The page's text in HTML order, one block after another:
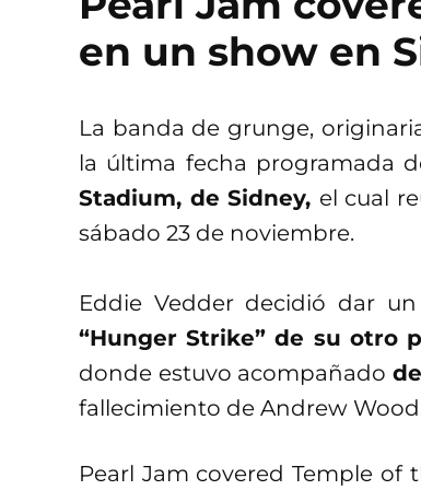
en un show en
La banda de grunge,
la última fecha programada
Stadium, de Sidney, el cual
sábado 23 de noviembre.
Eddie Vedder decidió dar
“Hunger Strike” de su otro
donde estuvo acompañado
fallecimiento de Andrew
Pearl Jam covered Temple of